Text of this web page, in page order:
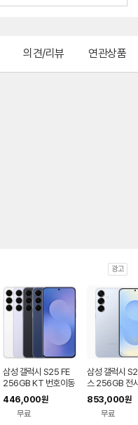
의견/리뷰 연관상품
광고
삼성 갤럭시 S25 FE
256GB KT 번호이동
공시지원 완납
446,000원
무료
삼성 갤럭시
스 256GB 전
번호이동 완납
제
853,000원
무료